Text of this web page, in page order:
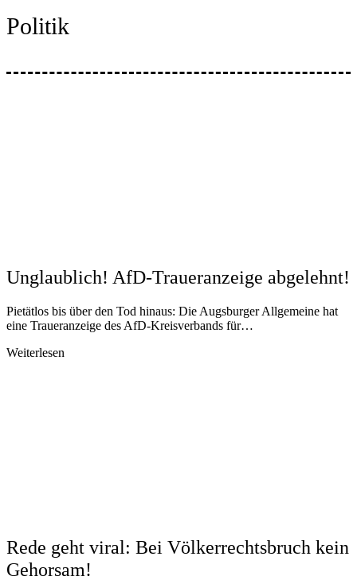
Politik
Unglaublich! AfD-Traueranzeige abgelehnt!
Pietätlos bis über den Tod hinaus: Die Augsburger Allgemeine hat
eine Traueranzeige des AfD-Kreisverbands für…
Weiterlesen
Rede geht viral: Bei Völkerrechtsbruch kein
Gehorsam!